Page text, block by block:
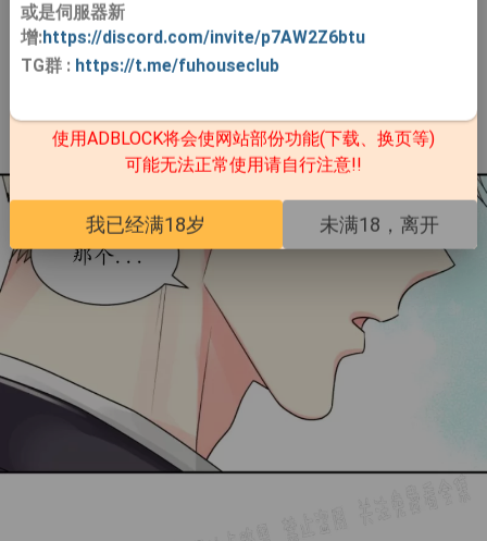
或是伺服器新
增:https://discord.com/invite/p7AW2Z6btu
TG群: https://t.me/fuhouseclub
使用ADBLOCK将会使网站部份功能(下载、换页等)
可能无法正常使用请自行注意!!
我已经满18岁 未满18，离开